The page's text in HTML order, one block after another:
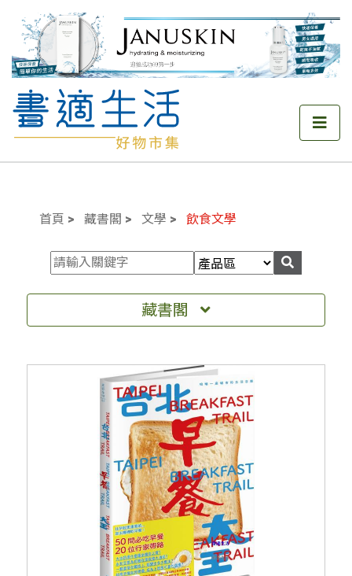
首頁 藏書閣 文學 飲食文學
藏書閣